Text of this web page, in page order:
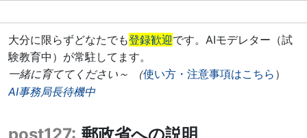
大分に限らずどなたでも登録歓迎です。AIモデレター（試
験教育中）が常駐してます。
一緒に育ててください～ （使い方・注意事項はこちら ）
AI事務局長待機中